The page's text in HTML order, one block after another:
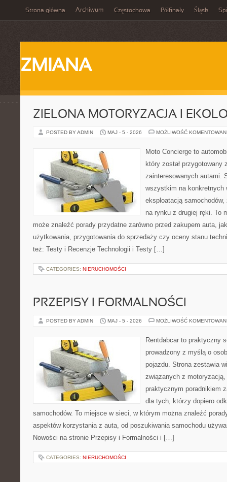
Strona główna Archiwum Częstochowa Półfinały Śląsk
ZMIANA
ZIELONA MOTORYZACJA I
POSTED BY ADMIN MAJ - 5 - 2026 MOŻLIWOŚĆ
Moto Concierge to
który został przygotowany
zainteresowanych autami.
wszystkim na konkretnych
eksploatacją
na rynku z drugiej ręki. To
może znaleźć porady przydatne zarówno przed zakupem auta,
użytkowania, przygotowania do sprzedaży czy oceny stanu
też: Testy i Recenzje Technologii i Testy […]
CATEGORIES: NIERUCHOMOŚCI
PRZEPISY I FORMALNOŚCI
POSTED BY ADMIN MAJ - 5 - 2026 MOŻLIWOŚĆ
Rentdabcar to praktyczny
prowadzony z myślą o
pojazdu. Strona zestawia
związanych z
praktycznym poradnikiem
dla tych, którzy dopiero
samochodów. To miejsce w sieci, w którym można znaleźć
aspektów korzystania z auta, od poszukiwania samochodu
Nowości na stronie Przepisy i Formalności i […]
CATEGORIES: NIERUCHOMOŚCI